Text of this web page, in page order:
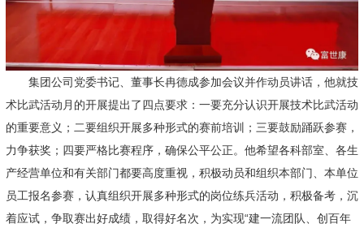
集团公司党委书记、董事长冉德成参加会议并作动员讲话，他就技
术比武活动月的开展提出了四点要求：一要充分认识开展技术比武活动
的重要意义；二要组织开展多种形式的赛前培训；三要鼓励踊跃参赛，
力争获奖；四要严格比赛程序，确保公平公正。他希望各科部室、各生
产经营单位和有关部门都要高度重视，积极动员和组织本部门、本单位
员工报名参赛，认真组织开展多种形式的岗位练兵活动，积极备考，沉
着应试，争取赛出好成绩，取得好名次，为实现“建一流团队、创百年